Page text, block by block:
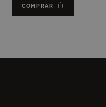
COMPRAR